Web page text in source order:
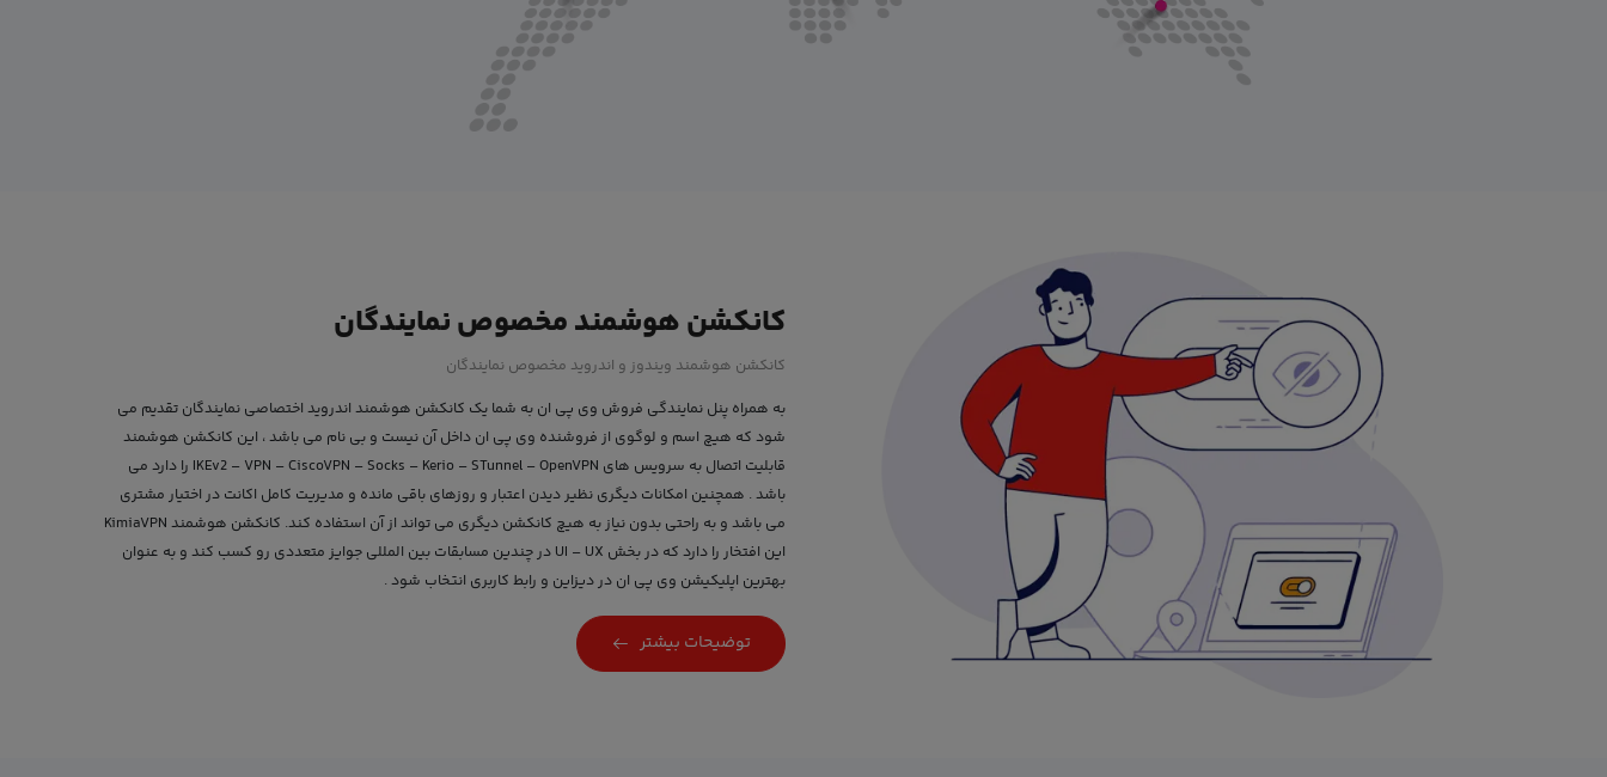
کانکشن هوشمند مخصوص نمایندگان
کانکشن هوشمند ویندوز و اندروید مخصوص نمایندگان
به همراه پنل نمایندگی فروش وی پی ان به شما یک کانکشن هوشمند اندروید اختصاصی نمایندگان تقدیم می
شود که هیچ اسم و لوگوی از فروشنده وی پی ان داخل آن نیست و بی نام می باشد ، این کانکشن هوشمند
قابلیت اتصال به سرویس های IKEv2 – VPN – CiscoVPN – Socks – Kerio – STunnel – OpenVPN را دارد می
باشد . همچنین امکانات دیگری نظیر دیدن اعتبار و روزهای باقی مانده و مدیریت کامل اکانت در اختیار مشتری
می باشد و به راحتی بدون نیاز به هیچ کانکشن دیگری می تواند از آن استفاده کند. کانکشن هوشمند KimiaVPN
این افتخار را دارد که در بخش UI – UX در چندین مسابقات بین المللی جوایز متعددی رو کسب کند و به عنوان
بهترین اپلیکیشن وی پی ان در دیزاین و رابط کاربری انتخاب شود .
توضیحات بیشتر